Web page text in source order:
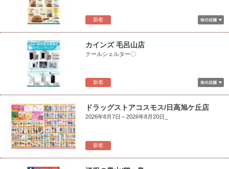
新着
新着
カインズ 毛呂山店
クールシェルター〇
新着
ドラッグストアコスモス/日高旭ケ丘店
2026年8月7日～2026年8月20日_